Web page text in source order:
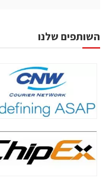
השותפים שלנו